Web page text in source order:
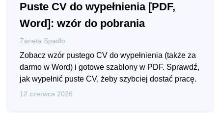
Puste CV do wypełnienia [PDF,
Word]: wzór do pobrania
Żaneta Spadło
Zobacz wzór pustego CV do wypełnienia (także za
darmo w Word) i gotowe szablony w PDF. Sprawdź,
jak wypełnić puste CV, żeby szybciej dostać pracę.
12 czerwca 2026